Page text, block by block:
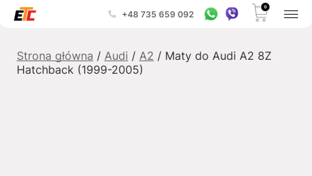
+48 735 659 092
0
Strona główna / Audi / A2 / Maty do Audi A2 8Z
Hatchback (1999-2005)